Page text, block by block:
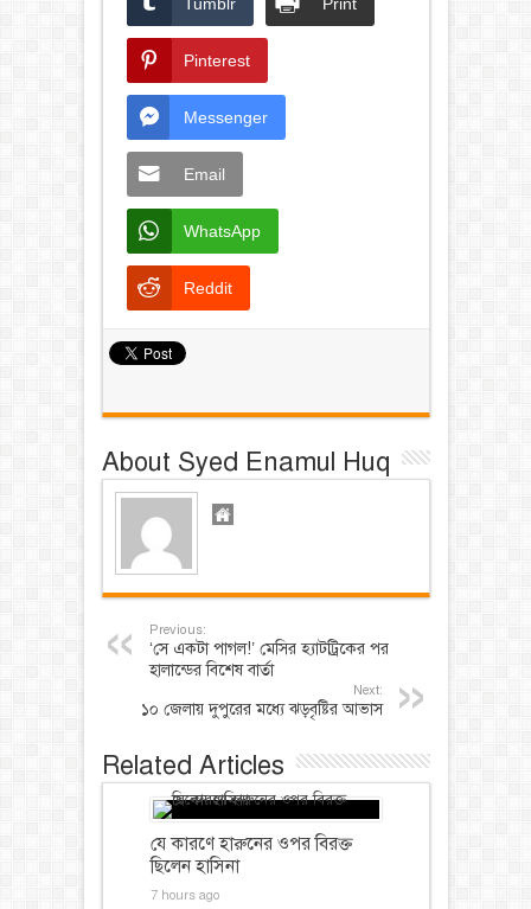
Pinterest
Messenger
Email
WhatsApp
Reddit
About Syed Enamul Huq
Previous:
‘সে একটা পাগল!’ মেসির হ্যাটট্রিকের পর
হালান্ডের বিশেষ বার্তা
Next:
১০ জেলায় দুপুরের মধ্যে ঝড়বৃষ্টির আভাস
Related Articles
যে কারণে হারুনের ওপর বিরক্ত
ছিলেন হাসিনা
7 hours ago